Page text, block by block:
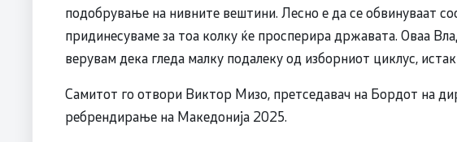
подобрување на нивните вештини. Лесно е да се обвинуваат
придинесуваме за тоа колку ќе просперира државата. Оваа
верувам дека гледа малку подалеку од изборниот циклус,
Самитот го отвори Виктор Мизо, претседавач на Бордот на
ребрендирање на Македонија 2025.